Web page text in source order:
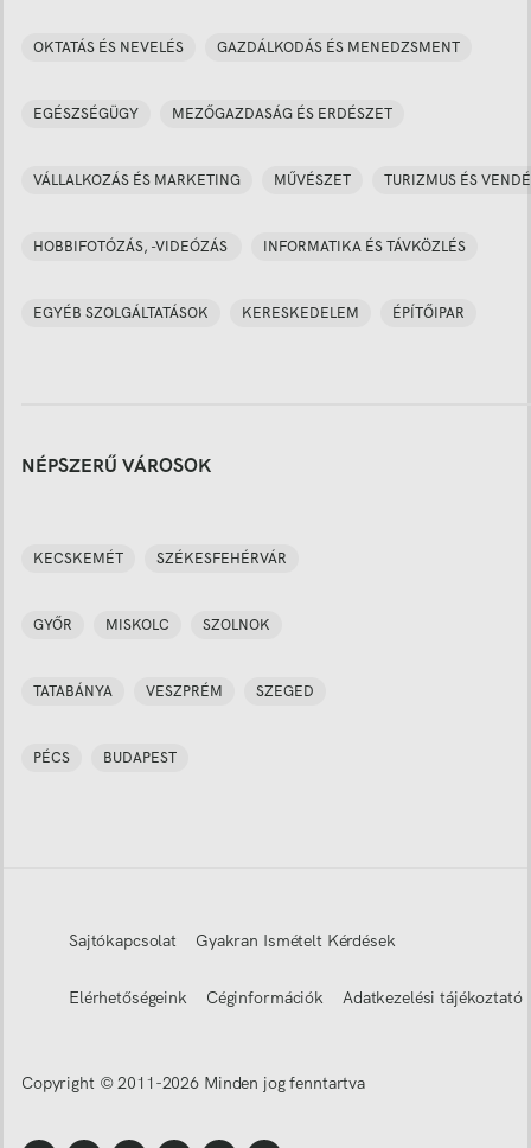
OKTATÁS ÉS NEVELÉS GAZDÁLKODÁS ÉS MENEDZSMENT
EGÉSZSÉGÜGY MEZŐGAZDASÁG ÉS ERDÉSZET
VÁLLALKOZÁS ÉS MARKETING MŰVÉSZET TURIZMUS ÉS
HOBBIFOTÓZÁS, -VIDEÓZÁS INFORMATIKA ÉS TÁVKÖZLÉS
EGYÉB SZOLGÁLTATÁSOK KERESKEDELEM ÉPÍTŐIPAR
NÉPSZERŰ VÁROSOK
KECSKEMÉT SZÉKESFEHÉRVÁR
GYŐR MISKOLC SZOLNOK
TATABÁNYA VESZPRÉM SZEGED
PÉCS BUDAPEST
Sajtókapcsolat Gyakran Ismételt Kérdések
Elérhetőségeink Céginformációk Adatkezelési tájékoztató
Copyright © 2011-2026 Minden jog fenntartva